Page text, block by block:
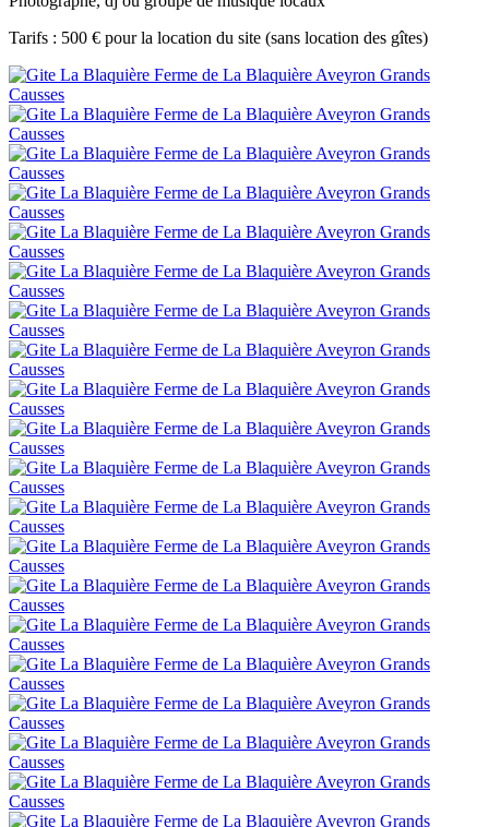
Tarifs : 500 € pour la location du site (sans location des gîtes)